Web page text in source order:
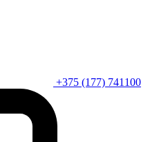
+375 (177) 741100